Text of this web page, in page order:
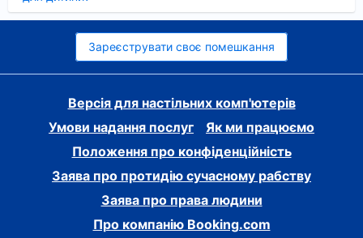
Зареєструвати своє помешкання
Версія для настільних комп'ютерів
Умови надання послуг
Як ми працюємо
Положення про конфіденційність
Заява про протидію сучасному рабству
Заява про права людини
Про компанію Booking.com